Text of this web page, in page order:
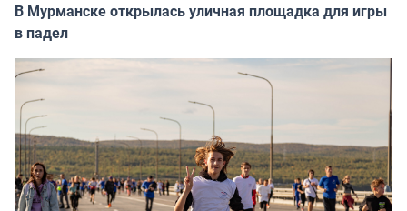
В Мурманске открылась уличная площадка для игры
в падел